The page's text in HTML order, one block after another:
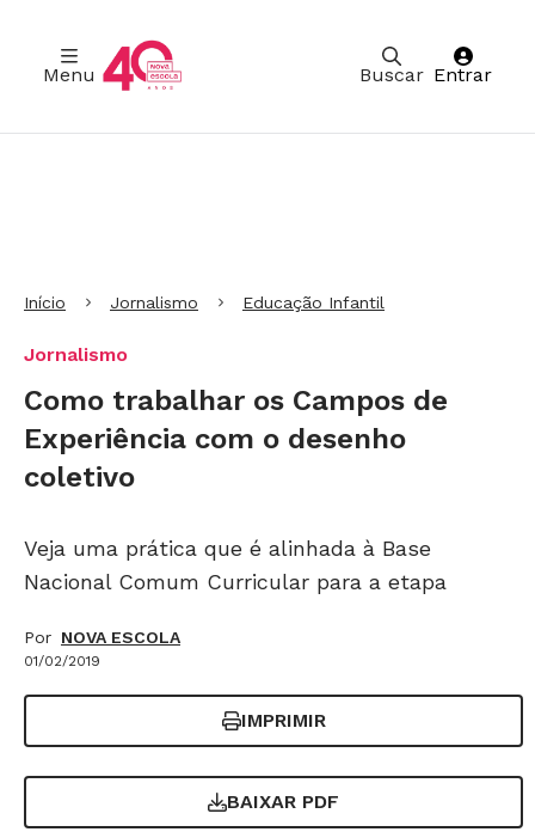
Buscar
Menu Entrar
Início Jornalismo Educação Infantil
Jornalismo
Como trabalhar os Campos de
Experiência com o desenho
coletivo
Veja uma prática que é alinhada à Base
Nacional Comum Curricular para a etapa
Por NOVA ESCOLA
01/02/2019
IMPRIMIR
BAIXAR PDF